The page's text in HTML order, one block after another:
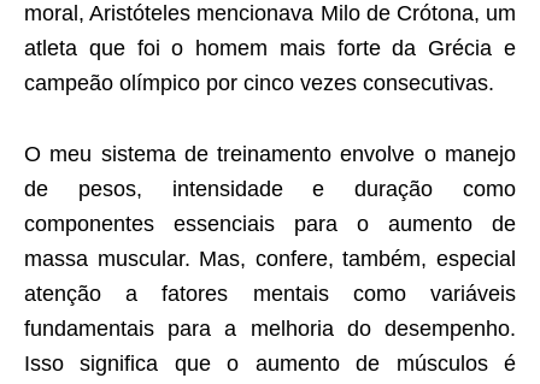
moral, Aristóteles mencionava Milo de Crótona, um
atleta que foi o homem mais forte da Grécia e
campeão olímpico por cinco vezes consecutivas.
O meu sistema de treinamento envolve o manejo
de pesos, intensidade e duração como
componentes essenciais para o aumento de
massa muscular. Mas, confere, também, especial
atenção a fatores mentais como variáveis
fundamentais para a melhoria do desempenho.
Isso significa que o aumento de músculos é